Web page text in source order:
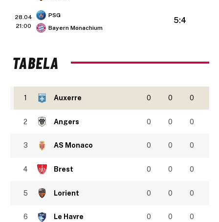
28.04
21:00
PSG
Bayern Monachium
5:4
TABELA
1 Auxerre 0 0 0
2 Angers 0 0 0
3 AS Monaco 0 0 0
4 Brest 0 0 0
5 Lorient 0 0 0
6 Le Havre 0 0 0